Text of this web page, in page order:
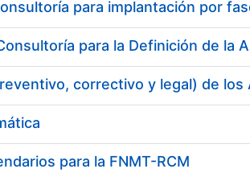
para la Definición de la
para la FNMT-RCM